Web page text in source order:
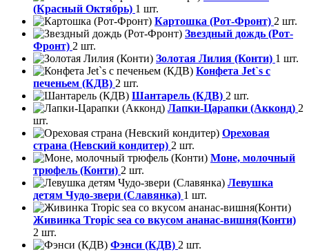
(Красный Октябрь) 1 шт.
Картошка (Рот-Фронт) 2 шт.
Звездный дождь (Рот-
Фронт) 2 шт.
Золотая Лилия (Конти) 1 шт.
Конфета Jet`s с
печеньем (КДВ) 2 шт.
Шантарель (КДВ) 2 шт.
Лапки-Царапки (Акконд) 2
шт.
Ореховая
страна (Невский кондитер) 2 шт.
Моне, молочный
трюфель (Конти) 2 шт.
Левушка
детям Чудо-звери (Славянка) 1 шт.
Живинка Tropic sea со вкусом ананас-вишня(Конти)
2 шт.
Фэнси (КДВ) 2 шт.